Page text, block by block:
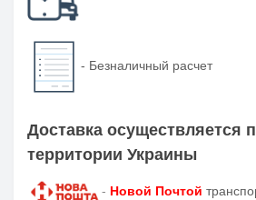
- Безналичный расчет
Доставка осуществляется
территории Украины
- Новой Почтой